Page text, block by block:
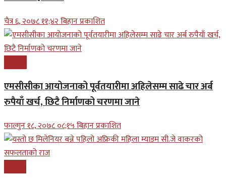
चैत्र ६, २०७८ ११;४२ बिहान प्रकाशित
एमसीसीका आयोजनाको पूर्वतयारीमा अहिलेसम्म साढे चार अर्ब
रुपैयाँ खर्च, छिटै निर्माणको चरणमा जाने
फाल्गुन १८, २०७८ ०८;१५ बिहान प्रकाशित